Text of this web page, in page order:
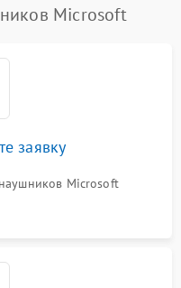
Microsoft
заявку
Microsoft